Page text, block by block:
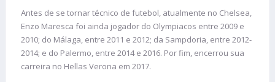
Antes de se tornar técnico de futebol, atualmente no Chelsea,
Enzo Maresca foi ainda jogador do Olympiacos entre 2009 e
2010; do Málaga, entre 2011 e 2012; da Sampdoria, entre 2012-
2014; e do Palermo, entre 2014 e 2016. Por fim, encerrou sua
carreira no Hellas Verona em 2017.